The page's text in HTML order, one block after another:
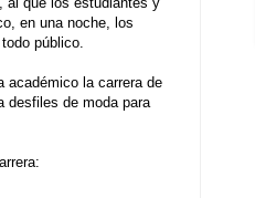
en una noche, los
público.
académico la carrera de
desfiles de moda para